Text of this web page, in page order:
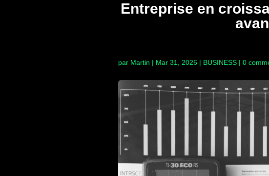
Entreprise en
par Martin | Mar 31, 2026| BUSINESS| 0